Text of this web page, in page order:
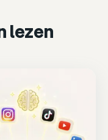
lezen